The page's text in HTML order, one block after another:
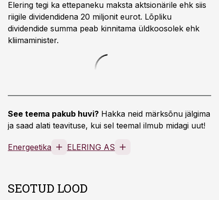
Elering tegi ka ettepaneku maksta aktsionärile ehk siis
riigile dividendidena 20 miljonit eurot. Lõpliku
dividendide summa peab kinnitama üldkoosolek ehk
kliimaminister.
See teema pakub huvi? Hakka neid märksõnu jälgima
ja saad alati teavituse, kui sel teemal ilmub midagi uut!
Energeetika ELERING AS
SEOTUD LOOD